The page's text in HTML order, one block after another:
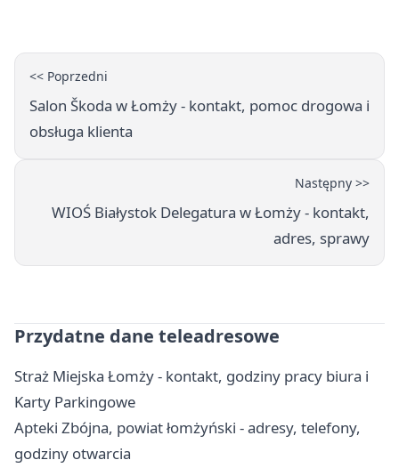
<< Poprzedni
Salon Škoda w Łomży - kontakt, pomoc drogowa i
obsługa klienta
Następny >>
WIOŚ Białystok Delegatura w Łomży - kontakt,
adres, sprawy
Przydatne dane teleadresowe
Straż Miejska Łomży - kontakt, godziny pracy biura i
Karty Parkingowe
Apteki Zbójna, powiat łomżyński - adresy, telefony,
godziny otwarcia